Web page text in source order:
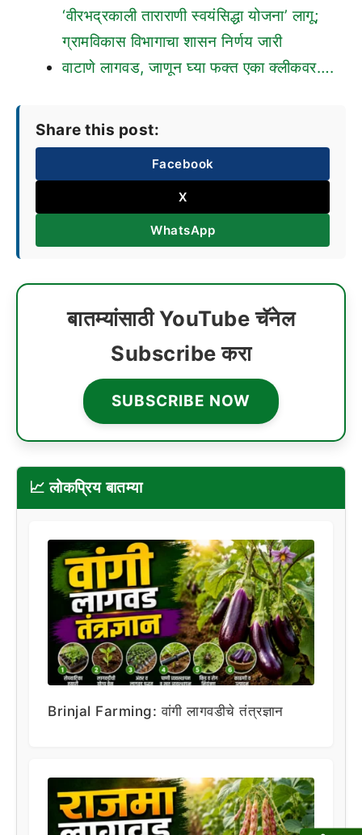
‘वीरभद्रकाली ताराराणी स्वयंसिद्धा योजना’ लागू;
ग्रामविकास विभागाचा शासन निर्णय जारी
वाटाणे लागवड, जाणून घ्या फक्त एका क्लीकवर….
Share this post:
Facebook
X
WhatsApp
बातम्यांसाठी YouTube चॅनेल
Subscribe करा
SUBSCRIBE NOW
📈 लोकप्रिय बातम्या
Brinjal Farming: वांगी लागवडीचे तंत्रज्ञान